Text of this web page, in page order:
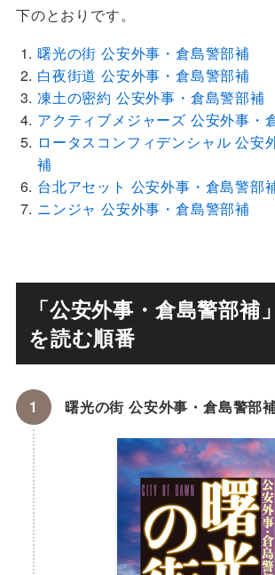
下のとおりです。
曙光の街 公安外事・倉島警部補
白夜街道 公安外事・倉島警部補
凍土の密約 公安外事・倉島警部補
アクティブメジャーズ 公安外事・
ロータスコンフィデンシャル 公安
補
台北アセット 公安外事・倉島警部
ニンジャ 公安外事・倉島警部補
「公安外事・倉島警部補
を読む順番
曙光の街 公安外事・倉島警部